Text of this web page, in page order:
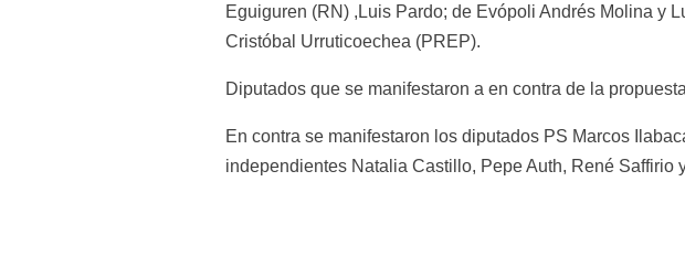
Eguiguren (RN) ,Luis Pardo; de Evópoli Andrés Molina y
Cristóbal Urruticoechea (PREP).
Diputados que se manifestaron a en contra de la
En contra se manifestaron los diputados PS Marcos
independientes Natalia Castillo, Pepe Auth, René Saffirio